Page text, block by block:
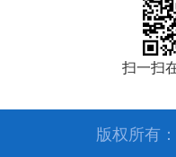
扫一扫
版权所有